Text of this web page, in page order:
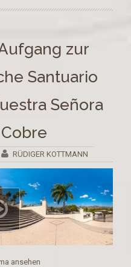
zur
Santuario
Señora
RÜDIGER KOTTMANN
ansehen